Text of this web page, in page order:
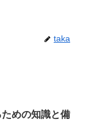
taka
めの知識と備